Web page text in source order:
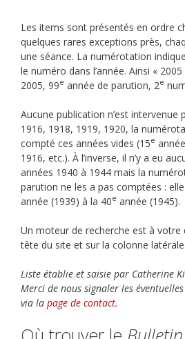
Les items sont présentés en ordre
quelques rares exceptions près,
une séance. La numérotation
le numéro dans l’année. Ainsi «
2005, 99e année de parution, 2e
Aucune publication n’est intervenue
1916, 1918, 1919, 1920, la
compté ces années vides (15e
1916, etc.). À l’inverse, il n’y a eu
années 1940 à 1944 mais la
parution ne les a pas comptées :
année (1939) à la 40e année (1945).
Un moteur de recherche est à votre
tête du site et sur la colonne latérale.
Liste établie et saisie par Catherine
Merci de nous signaler les
via la page de contact.